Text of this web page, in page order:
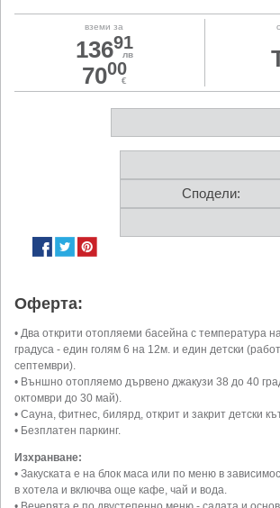
вземи за
13691
лв
7000
€
Сподели:
Оферта:
• Два открити отопляеми басейна с температура
градуса - един голям 6 на 12м. и един детски
септември).
• Външно отопляемо дървено джакузи 38 до 40
октомври до 30 май).
• Сауна, фитнес, билярд, открит и закрит детски
• Безплатен паркинг.
Изхранване:
• Закуската е на блок маса или по меню в
в хотела и включва още кафе, чай и вода.